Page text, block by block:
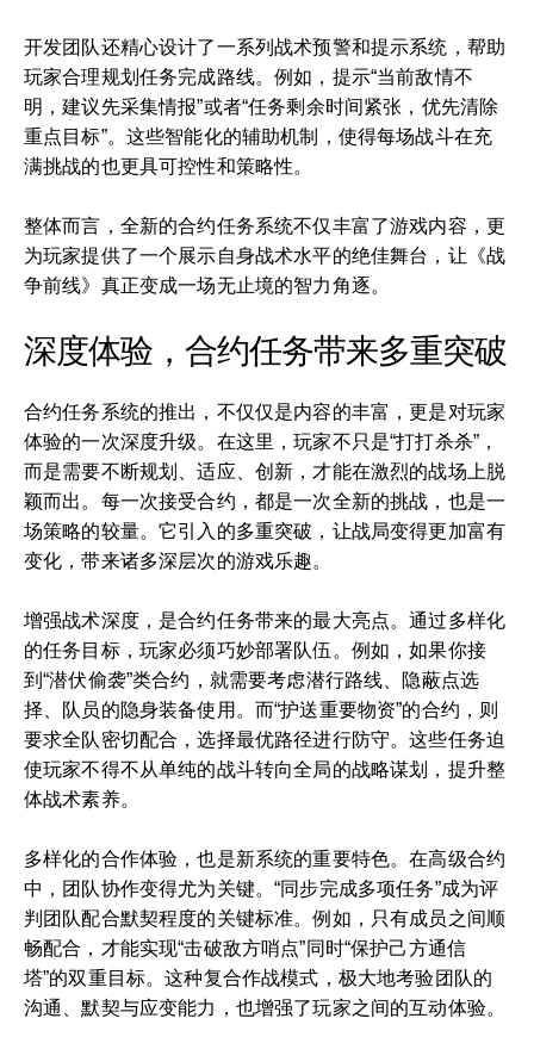
开发团队还精心设计了一系列战术预警和提示系统，帮助
玩家合理规划任务完成路线。例如，提示“当前敌情不
明，建议先采集情报”或者“任务剩余时间紧张，优先清除
重点目标”。这些智能化的辅助机制，使得每场战斗在充
满挑战的也更具可控性和策略性。
整体而言，全新的合约任务系统不仅丰富了游戏内容，更
为玩家提供了一个展示自身战术水平的绝佳舞台，让《战
争前线》真正变成一场无止境的智力角逐。
深度体验，合约任务带来多重突破
合约任务系统的推出，不仅仅是内容的丰富，更是对玩家
体验的一次深度升级。在这里，玩家不只是“打打杀杀”，
而是需要不断规划、适应、创新，才能在激烈的战场上脱
颖而出。每一次接受合约，都是一次全新的挑战，也是一
场策略的较量。它引入的多重突破，让战局变得更加富有
变化，带来诸多深层次的游戏乐趣。
增强战术深度，是合约任务带来的最大亮点。通过多样化
的任务目标，玩家必须巧妙部署队伍。例如，如果你接
到“潜伏偷袭”类合约，就需要考虑潜行路线、隐蔽点选
择、队员的隐身装备使用。而“护送重要物资”的合约，则
要求全队密切配合，选择最优路径进行防守。这些任务迫
使玩家不得不从单纯的战斗转向全局的战略谋划，提升整
体战术素养。
多样化的合作体验，也是新系统的重要特色。在高级合约
中，团队协作变得尤为关键。“同步完成多项任务”成为评
判团队配合默契程度的关键标准。例如，只有成员之间顺
畅配合，才能实现“击破敌方哨点”同时“保护己方通信
塔”的双重目标。这种复合作战模式，极大地考验团队的
沟通、默契与应变能力，也增强了玩家之间的互动体验。